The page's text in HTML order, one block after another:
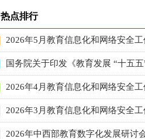
热点排行
2026年5月教育信息化和网络安全工
国务院关于印发《教育发展 “十五五”
2026年4月教育信息化和网络安全工
2026年3月教育信息化和网络安全工
2026年中西部教育数字化发展研讨